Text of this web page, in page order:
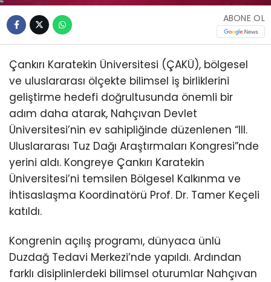
ABONE OL
Çankırı Karatekin Üniversitesi (ÇAKÜ), bölgesel
ve uluslararası ölçekte bilimsel iş birliklerini
geliştirme hedefi doğrultusunda önemli bir
adım daha atarak, Nahçıvan Devlet
Üniversitesi’nin ev sahipliğinde düzenlenen “III.
Uluslararası Tuz Dağı Araştırmaları Kongresi”nde
yerini aldı. Kongreye Çankırı Karatekin
Üniversitesi’ni temsilen Bölgesel Kalkınma ve
İhtisaslaşma Koordinatörü Prof. Dr. Tamer Keçeli
katıldı.
Kongrenin açılış programı, dünyaca ünlü
Duzdağ Tedavi Merkezi’nde yapıldı. Ardından
farklı disiplinlerdeki bilimsel oturumlar Nahçıvan